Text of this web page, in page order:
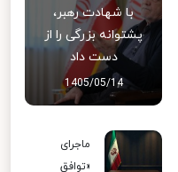
با شهادت رهبر،
پشتوانه بزرگی را از
دست داد
1405/05/14
ماجرای
«توافق